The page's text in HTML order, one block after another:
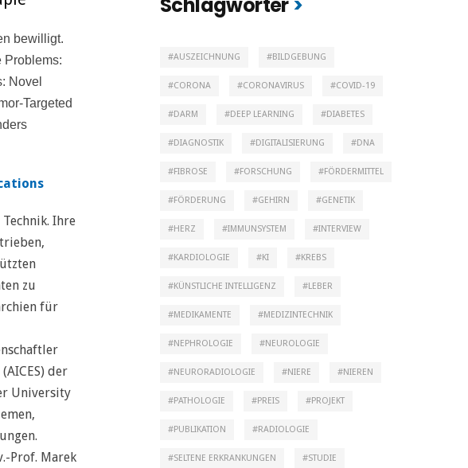
bewilligt.
Problems:
Novel
Targeted
Ihre
zu
für
der
University
Prof. Marek
AUSZEICHNUNG BILDGEBUNG
CORONA CORONAVIRUS COVID-19
DARM DEEP LEARNING DIABETES
DIAGNOSTIK DIGITALISIERUNG DNA
FIBROSE FORSCHUNG FÖRDERMITTEL
FÖRDERUNG GEHIRN GENETIK
HERZ IMMUNSYSTEM INTERVIEW
KARDIOLOGIE KI KREBS
KÜNSTLICHE INTELLIGENZ LEBER
MEDIKAMENTE MEDIZINTECHNIK
NEPHROLOGIE NEUROLOGIE
NEURORADIOLOGIE NIERE NIEREN
PATHOLOGIE PREIS PROJEKT
PUBLIKATION RADIOLOGIE
SELTENE ERKRANKUNGEN STUDIE